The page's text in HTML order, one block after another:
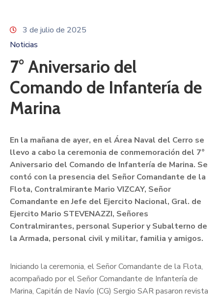
3 de julio de 2025
Noticias
7° Aniversario del
Comando de Infantería de
Marina
En la mañana de ayer, en el Área Naval del Cerro se
llevo a cabo la ceremonia de conmemoración del 7°
Aniversario del Comando de Infantería de Marina. Se
contó con la presencia del Señor Comandante de la
Flota, Contralmirante Mario VIZCAY, Señor
Comandante en Jefe del Ejercito Nacional, Gral. de
Ejercito Mario STEVENAZZI, Señores
Contralmirantes, personal Superior y Subalterno de
la Armada, personal civil y militar, familia y amigos.
Iniciando la ceremonia, el Señor Comandante de la Flota,
acompañado por el Señor Comandante de Infantería de
Marina, Capitán de Navío (CG) Sergio SAR pasaron revista